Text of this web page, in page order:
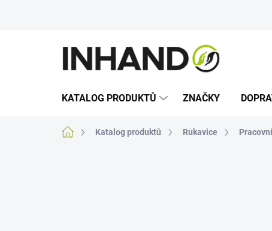
KATALOG PRODUKTŮ ZNAČKY
Domů Katalog produktů Rukavice